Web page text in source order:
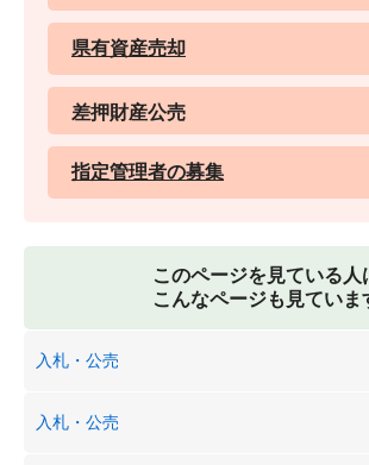
県有資産売却
差押財産公売
指定管理者の募集
このページを見ている人
こんなページも見ていま
入札・公売
入札・公売